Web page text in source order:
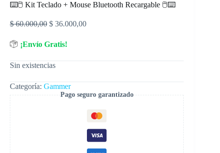
⌨️🖱️ Kit Teclado + Mouse Bluetooth Recargable 🖱️⌨️
$60.000,00 $ 36.000,00
¡Envío Gratis!
Sin existencias
Categoría: Gammer
Pago seguro garantizado